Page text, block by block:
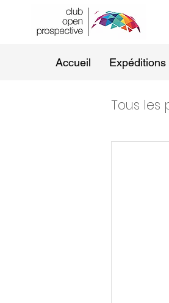
Accueil
Tous les